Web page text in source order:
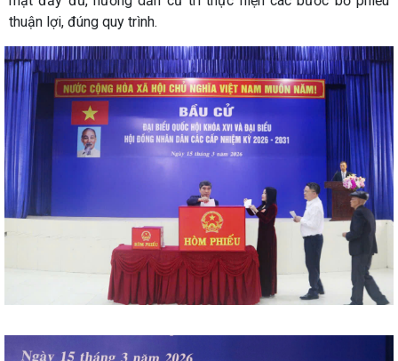
thuận lợi, đúng quy trình.